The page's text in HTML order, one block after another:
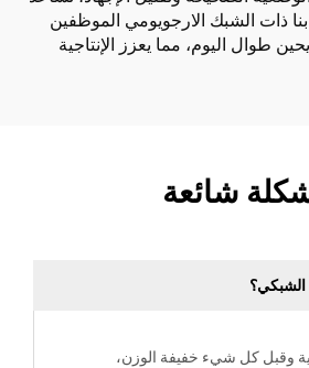
ذات الشبك الارجويومي الموظفين
طوال اليوم، مما يعزز الإنتاجية
شائعة
الشبكي؟
وقبل كل شيء خفيفة الوزن،